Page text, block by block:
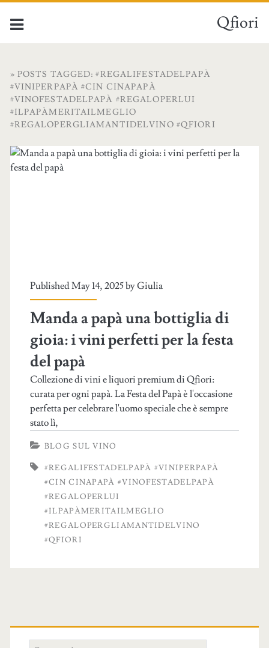
Qfiori
» POSTS TAGGED: #REGALIFESTADELPAPÀ
#VINIPERPAPÀ #CIN CINAPAPÀ
#VINOFESTADELPAPÀ #REGALOPERLUI
#ILPAPÀMERITAILMEGLIO
#REGALOPERGLIAMANTIDELVINO #QFIORI
Published May 14, 2025 byGiulia
Manda a papà una bottiglia di
gioia: i vini perfetti per la festa
del papà
Collezione di vini e liquori premium di Qfiori:
curata per ogni papà. La Festa del Papà è l'occasione
perfetta per celebrare l'uomo speciale che è sempre
stato lì,
BLOG SUL VINO
#REGALIFESTADELPAPÀ #VINIPERPAPÀ
#CIN CINAPAPÀ #VINOFESTADELPAPÀ
#REGALOPERLUI
#ILPAPÀMERITAILMEGLIO
#REGALOPERGLIAMANTIDELVINO
#QFIORI